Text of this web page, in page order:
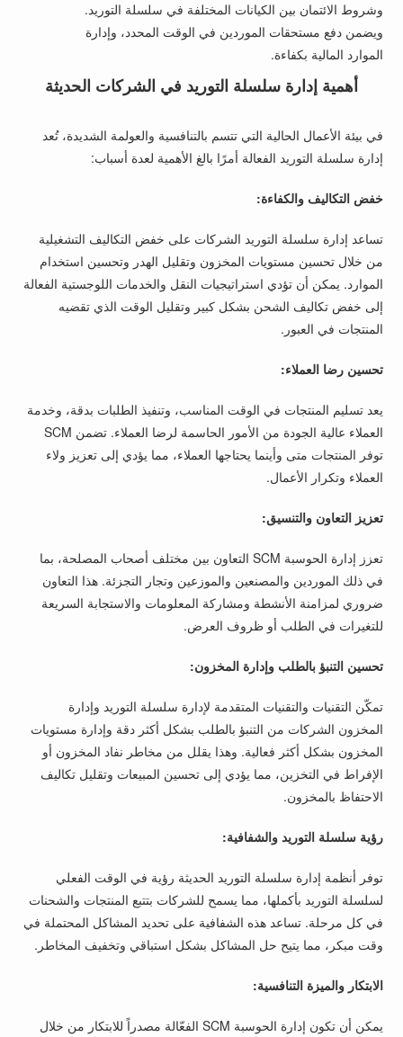
وشروط الائتمان بين الكيانات المختلفة في سلسلة التوريد.
ويضمن دفع مستحقات الموردين في الوقت المحدد، وإدارة
الموارد المالية بكفاءة.
أهمية إدارة سلسلة التوريد في الشركات الحديثة
في بيئة الأعمال الحالية التي تتسم بالتنافسية والعولمة الشديدة، تُعد
إدارة سلسلة التوريد الفعالة أمرًا بالغ الأهمية لعدة أسباب:
خفض التكاليف والكفاءة:
تساعد إدارة سلسلة التوريد الشركات على خفض التكاليف التشغيلية
من خلال تحسين مستويات المخزون وتقليل الهدر وتحسين استخدام
الموارد. يمكن أن تؤدي استراتيجيات النقل والخدمات اللوجستية الفعالة
إلى خفض تكاليف الشحن بشكل كبير وتقليل الوقت الذي تقضيه
المنتجات في العبور.
تحسين رضا العملاء:
يعد تسليم المنتجات في الوقت المناسب، وتنفيذ الطلبات بدقة، وخدمة
العملاء عالية الجودة من الأمور الحاسمة لرضا العملاء. تضمن SCM
توفر المنتجات متى وأينما يحتاجها العملاء، مما يؤدي إلى تعزيز ولاء
العملاء وتكرار الأعمال.
تعزيز التعاون والتنسيق:
تعزز إدارة الحوسبة SCM التعاون بين مختلف أصحاب المصلحة، بما
في ذلك الموردين والمصنعين والموزعين وتجار التجزئة. هذا التعاون
ضروري لمزامنة الأنشطة ومشاركة المعلومات والاستجابة السريعة
للتغيرات في الطلب أو ظروف العرض.
تحسين التنبؤ بالطلب وإدارة المخزون:
تمكّن التقنيات والتقنيات المتقدمة لإدارة سلسلة التوريد وإدارة
المخزون الشركات من التنبؤ بالطلب بشكل أكثر دقة وإدارة مستويات
المخزون بشكل أكثر فعالية. وهذا يقلل من مخاطر نفاد المخزون أو
الإفراط في التخزين، مما يؤدي إلى تحسين المبيعات وتقليل تكاليف
الاحتفاظ بالمخزون.
رؤية سلسلة التوريد والشفافية:
توفر أنظمة إدارة سلسلة التوريد الحديثة رؤية في الوقت الفعلي
لسلسلة التوريد بأكملها، مما يسمح للشركات بتتبع المنتجات والشحنات
في كل مرحلة. تساعد هذه الشفافية على تحديد المشاكل المحتملة في
وقت مبكر، مما يتيح حل المشاكل بشكل استباقي وتخفيف المخاطر.
الابتكار والميزة التنافسية:
يمكن أن تكون إدارة الحوسبة SCM الفعّالة مصدراً للابتكار من خلال